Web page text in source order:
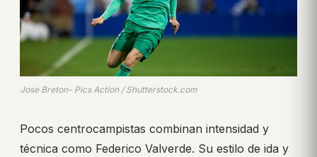
Jose Breton- Pics Action / Shutterstock.com
Pocos centrocampistas combinan intensidad y
técnica como Federico Valverde. Su estilo de ida y